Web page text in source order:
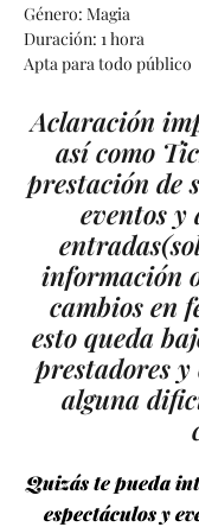
Género: Magia
Duración: 1 hora
Apta para todo público
Aclaración
así como
prestación de
eventos y
entradas
información
cambios en
esto queda
prestadores
alguna
Quizás te pueda
espectáculos y